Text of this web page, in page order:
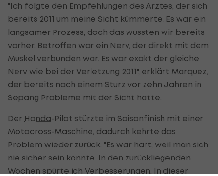
"Ich folgte den Empfehlungen des Arztes, der sich
bereits 2011 um meine Sicht kümmerte. Es war ein
langsamer Prozess, doch das wussten wir bereits
vorher. Betroffen war ein Nerv, der direkt mit dem
Muskel verbunden war. Es war exakt der gleiche
Nerv wie bei der Verletzung 2011", erklärt Marquez,
der bereits nach einem Sturz vor zehn Jahren in
Sepang Probleme mit der Sicht hatte.
Der Honda-Pilot stürzte im Saisonfinish mit einer
Motocross-Maschine, dadurch kehrte das
Problem wieder zurück. "Es war hart, weil man sich
nie sicher sein konnte. In den zurückliegenden
Wochen spürte ich Verbesserungen. In dieser